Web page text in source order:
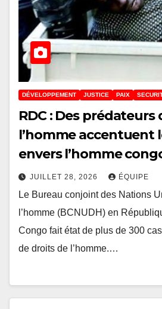
DÉVELOPPEMENT JUSTICE PAIX
RDC : Des prédateurs
l’homme accentuent
envers l’homme
JUILLET 28, 2026 ÉQUIPE
Le Bureau conjoint des Nations
l’homme (BCNUDH) en
Congo fait état de plus de 300
de droits de l’homme.…